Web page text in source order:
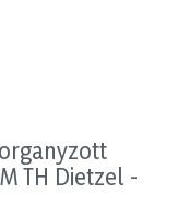
TH Dietzel -